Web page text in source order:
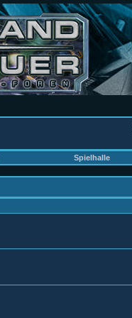
Spielhalle